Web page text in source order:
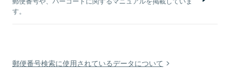
す。
郵便番号検索に使用されているデータについて